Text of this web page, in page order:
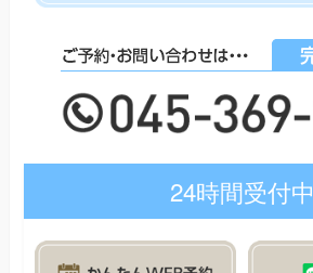
24時間受付中